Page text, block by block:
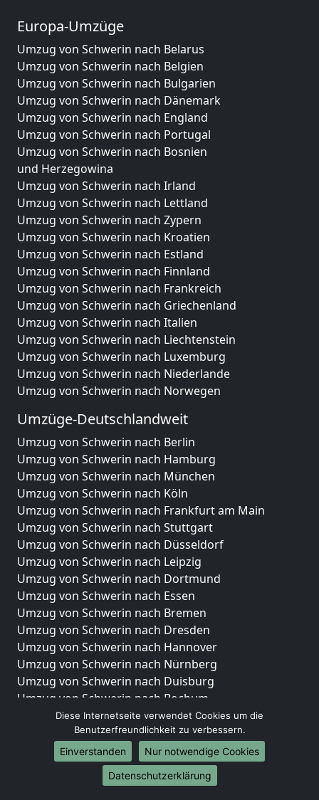
Europa-Umzüge
Umzug von Schwerin nach Belarus
Umzug von Schwerin nach Belgien
Umzug von Schwerin nach Bulgarien
Umzug von Schwerin nach Dänemark
Umzug von Schwerin nach England
Umzug von Schwerin nach Portugal
Umzug von Schwerin nach Bosnien
und Herzegowina
Umzug von Schwerin nach Irland
Umzug von Schwerin nach Lettland
Umzug von Schwerin nach Zypern
Umzug von Schwerin nach Kroatien
Umzug von Schwerin nach Estland
Umzug von Schwerin nach Finnland
Umzug von Schwerin nach Frankreich
Umzug von Schwerin nach Griechenland
Umzug von Schwerin nach Italien
Umzug von Schwerin nach Liechtenstein
Umzug von Schwerin nach Luxemburg
Umzug von Schwerin nach Niederlande
Umzug von Schwerin nach Norwegen
Umzüge-Deutschlandweit
Umzug von Schwerin nach Berlin
Umzug von Schwerin nach Hamburg
Umzug von Schwerin nach München
Umzug von Schwerin nach Köln
Umzug von Schwerin nach Frankfurt am Main
Umzug von Schwerin nach Stuttgart
Umzug von Schwerin nach Düsseldorf
Umzug von Schwerin nach Leipzig
Umzug von Schwerin nach Dortmund
Umzug von Schwerin nach Essen
Umzug von Schwerin nach Bremen
Umzug von Schwerin nach Dresden
Umzug von Schwerin nach Hannover
Umzug von Schwerin nach Nürnberg
Umzug von Schwerin nach Duisburg
Umzug von Schwerin nach Bochum
Umzug von Schwerin nach Wuppertal
Umzug von Schwerin nach Bielefeld
Umzug von Schwerin nach Bonn
Umzug von Schwerin nach Münster
Diese Internetseite verwendet Cookies um die
Benutzerfreundlichkeit zu verbessern.
Einverstanden
Nur notwendige Cookies
Datenschutzerklärung